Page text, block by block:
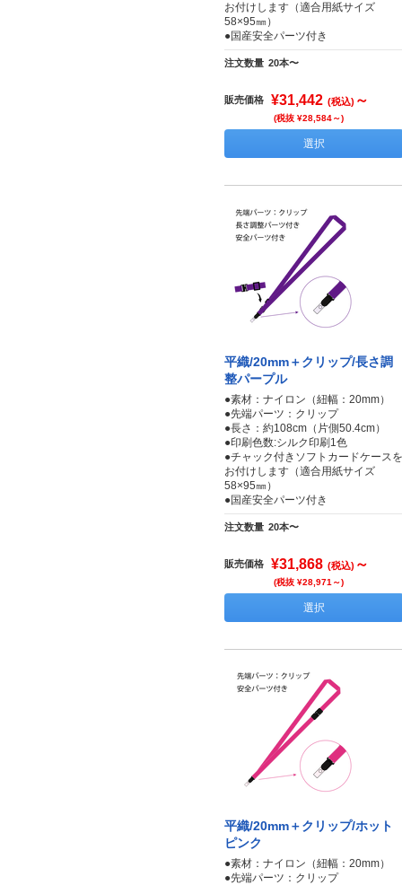
お付けします（適合用紙サイズ
58×95㎜）
●国産安全パーツ付き
注文数量 20本〜
販売価格 ¥31,442 (税込) ～
(税抜 ¥28,584～)
選択
平織/20mm＋クリップ/長さ調
整パープル
●素材：ナイロン（紐幅：20mm）
●先端パーツ：クリップ
●長さ：約108cm（片側50.4cm）
●印刷色数:シルク印刷1色
●チャック付きソフトカードケースを
お付けします（適合用紙サイズ
58×95㎜）
●国産安全パーツ付き
注文数量 20本〜
販売価格 ¥31,868 (税込) ～
(税抜 ¥28,971～)
選択
平織/20mm＋クリップ/ホット
ピンク
●素材：ナイロン（紐幅：20mm）
●先端パーツ：クリップ